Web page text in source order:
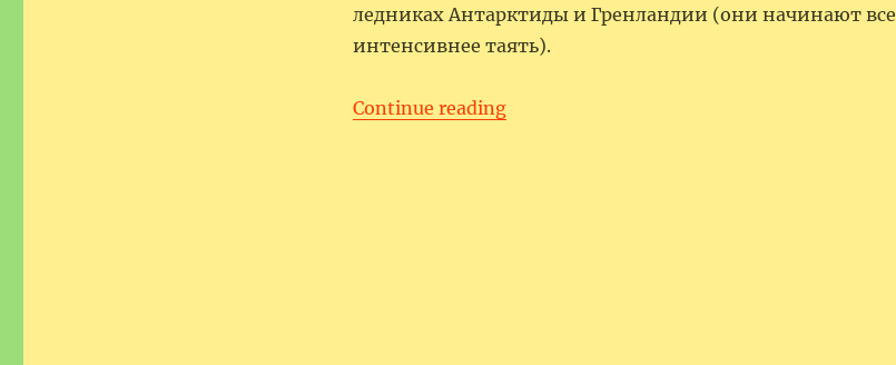
ледниках Антарктиды и Гренландии (они начинают все
интенсивнее таять).
Continue reading“Живительная питьевая вода”